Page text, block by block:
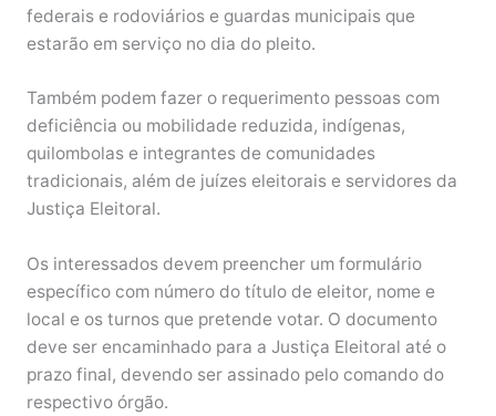
federais e rodoviários e guardas municipais que
estarão em serviço no dia do pleito.
Também podem fazer o requerimento pessoas com
deficiência ou mobilidade reduzida, indígenas,
quilombolas e integrantes de comunidades
tradicionais, além de juízes eleitorais e servidores da
Justiça Eleitoral.
Os interessados devem preencher um formulário
específico com número do título de eleitor, nome e
local e os turnos que pretende votar. O documento
deve ser encaminhado para a Justiça Eleitoral até o
prazo final, devendo ser assinado pelo comando do
respectivo órgão.